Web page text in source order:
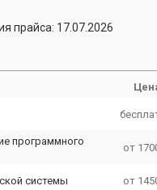
прайса: 17.07.2026
программного
от
системы от